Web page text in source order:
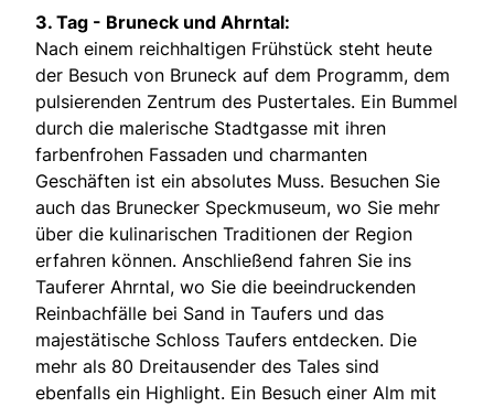
3. Tag - Bruneck und Ahrntal:
Nach einem reichhaltigen Frühstück steht heute
der Besuch von Bruneck auf dem Programm, dem
pulsierenden Zentrum des Pustertales. Ein Bummel
durch die malerische Stadtgasse mit ihren
farbenfrohen Fassaden und charmanten
Geschäften ist ein absolutes Muss. Besuchen Sie
auch das Brunecker Speckmuseum, wo Sie mehr
über die kulinarischen Traditionen der Region
erfahren können. Anschließend fahren Sie ins
Tauferer Ahrntal, wo Sie die beeindruckenden
Reinbachfälle bei Sand in Taufers und das
majestätische Schloss Taufers entdecken. Die
mehr als 80 Dreitausender des Tales sind
ebenfalls ein Highlight. Ein Besuch einer Alm mit